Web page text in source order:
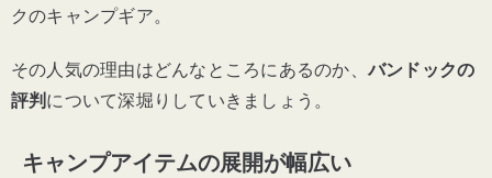
クのキャンプギア。
その人気の理由はどんなところにあるのか、 バンドックの
評判について深堀りしていきましょう。
キャンプアイテムの展開が幅広い